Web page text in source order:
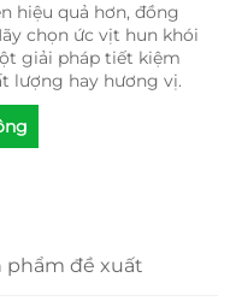
hiệu quả hơn, đồng
chọn ức vịt hun khói
giải pháp tiết kiệm
lượng hay hương vị.
phẩm đề xuất